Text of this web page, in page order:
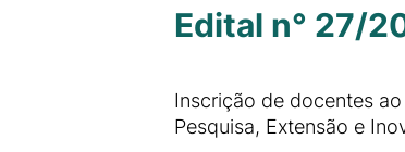
Edital n° 27/
Inscrição de docentes
Pesquisa, Extensão e